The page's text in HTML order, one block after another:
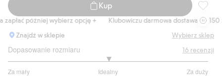
Kup
później wybierz opcję +
Klubowiczu darmowa dostawa od 150 zł
Znajdź w sklepie
Wybierz sklep
Dopasowanie rozmiaru
Za mały Idealny Za duży
na
16 recenzji